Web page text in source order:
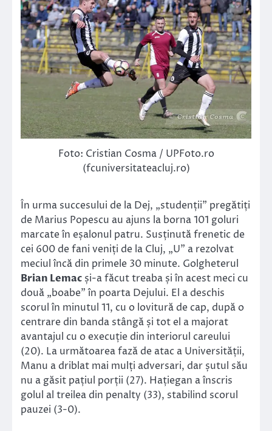
Foto: Cristian Cosma / UPFoto.ro
(fcuniversitateacluj.ro)
În urma succesului de la Dej, „studenții” pregătiți
de Marius Popescu au ajuns la borna 101 goluri
marcate în eșalonul patru. Susținută frenetic de
cei 600 de fani veniți de la Cluj, „U” a rezolvat
meciul încă din primele 30 minute. Golgheterul
Brian Lemac și-a făcut treaba și în acest meci cu
două „boabe” în poarta Dejului. El a deschis
scorul în minutul 11, cu o lovitură de cap, după o
centrare din banda stângă și tot el a majorat
avantajul cu o execuție din interiorul careului
(20). La următoarea fază de atac a Universității,
Manu a driblat mai mulți adversari, dar șutul său
nu a găsit pațiul porții (27). Hațiegan a înscris
golul al treilea din penalty (33), stabilind scorul
pauzei (3-0).